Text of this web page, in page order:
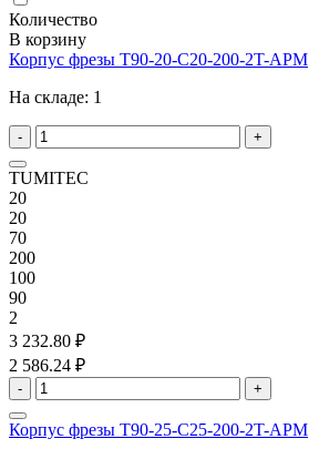
Количество
В корзину
Корпус фрезы T90-20-C20-200-2T-APM
На складе: 1
- +
TUMITEC
20
20
70
200
100
90
2
3 232.80 ₽
2 586.24 ₽
- +
Корпус фрезы T90-25-C25-200-2T-APM